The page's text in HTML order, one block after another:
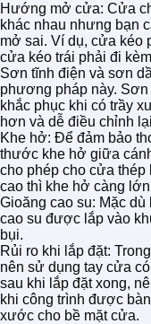
Hướng mở cửa: Cửa
khác nhau nhưng bạn
mở sai. Ví dụ, cửa kéo
cửa kéo trái phải đi
Sơn tĩnh điện và sơn
phương pháp này.
khắc phục khi có trầy
hơn và dễ điều chỉnh
Khe hở: Để đảm bảo
thước khe hở giữa
cho phép cho cửa thép
cao thì khe hở càng
Gioăng cao su: Mặc
cao su được lắp vào
bụi.
Rủi ro khi lắp đặt:
nên sử dụng tay cửa
sau khi lắp đặt xong,
khi công trình được
xước cho bề mặt cửa.